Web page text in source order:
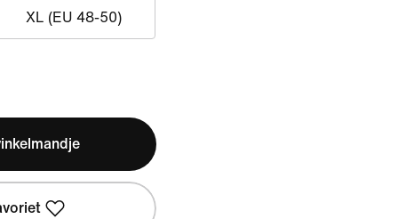
XL (EU 48-50)